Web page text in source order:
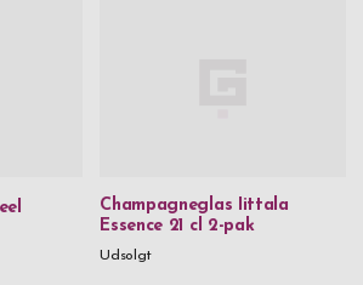
Champagneglas Iittala
Essence 21 cl 2-pak
Udsolgt